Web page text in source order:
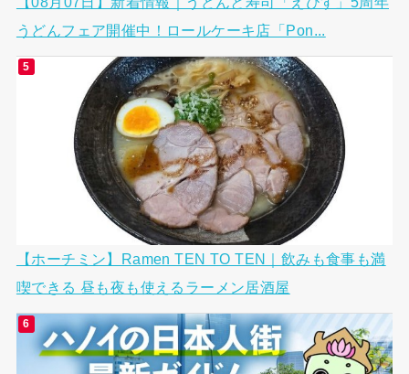
うどんフェア開催中！ロールケーキ店「Pon...
【ホーチミン】Ramen TEN TO TEN｜飲みも食事も満
喫できる 昼も夜も使えるラーメン居酒屋